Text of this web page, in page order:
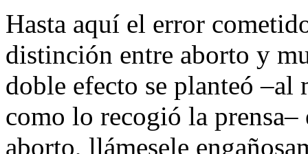
Hasta aquí el error
distinción entre aborto y
doble efecto se planteó –al
como lo recogió la
aborto, llámesele